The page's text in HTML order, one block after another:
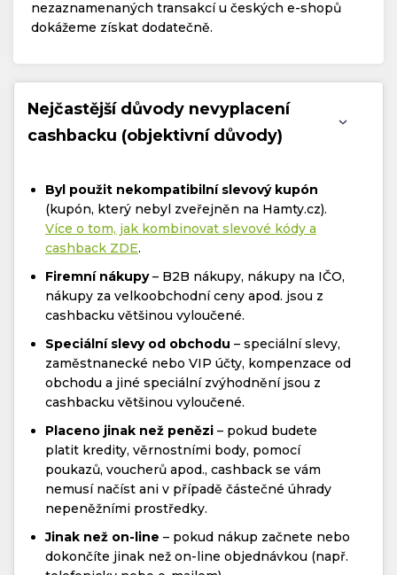
nezaznamenaných transakcí u českých e-shopů
dokážeme získat dodatečně.
Nejčastější důvody nevyplacení
cashbacku (objektivní důvody)
Byl použit nekompatibilní slevový kupón
(kupón, který nebyl zveřejněn na Hamty.cz).
Více o tom, jak kombinovat slevové kódy a
cashback ZDE.
Firemní nákupy– B2B nákupy, nákupy na IČO,
nákupy za velkoobchodní ceny apod. jsou z
cashbacku většinou vyloučené.
Speciální slevy od obchodu – speciální slevy,
zaměstnanecké nebo VIP účty, kompenzace od
obchodu a jiné speciální zvýhodnění jsou z
cashbacku většinou vyloučené.
Placeno jinak než penězi – pokud budete
platit kredity, věrnostními body, pomocí
poukazů, voucherů apod., cashback se vám
nemusí načíst ani v případě částečné úhrady
nepeněžními prostředky.
Jinak než on-line – pokud nákup začnete nebo
dokončíte jinak než on-line objednávkou (např.